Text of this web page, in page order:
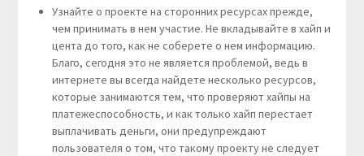
Узнайте о проекте на сторонних ресурсах прежде,
чем принимать в нем участие. Не вкладывайте в хайп и
цента до того, как не соберете о нем информацию.
Благо, сегодня это не является проблемой, ведь в
интернете вы всегда найдете несколько ресурсов,
которые занимаются тем, что проверяют хайпы на
платежеспособность, и как только хайп перестает
выплачивать деньги, они предупреждают
пользователя о том, что такому проекту не следует